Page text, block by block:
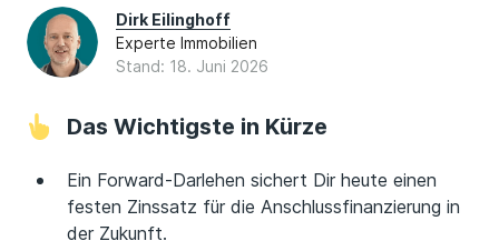
Dirk Eilinghoff
Experte Immobilien
Stand: 18. Juni 2026
Das Wichtigste in Kürze
Ein Forward-Darlehen sichert Dir heute einen
festen Zinssatz für die Anschlussfinanzierung in
der Zukunft.